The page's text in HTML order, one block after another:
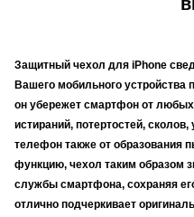
Защитный чехол для iPhone
Вашего мобильного устройства
он убережет смартфон от
истираний, потертостей,
телефон также от образования
функцию, чехол таким образом
службы смартфона, сохраняя
отлично подчеркивает